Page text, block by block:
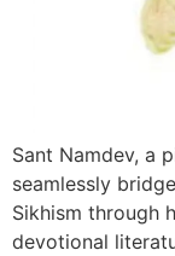
Sant Namdev, a
seamlessly
Sikhism through
devotional